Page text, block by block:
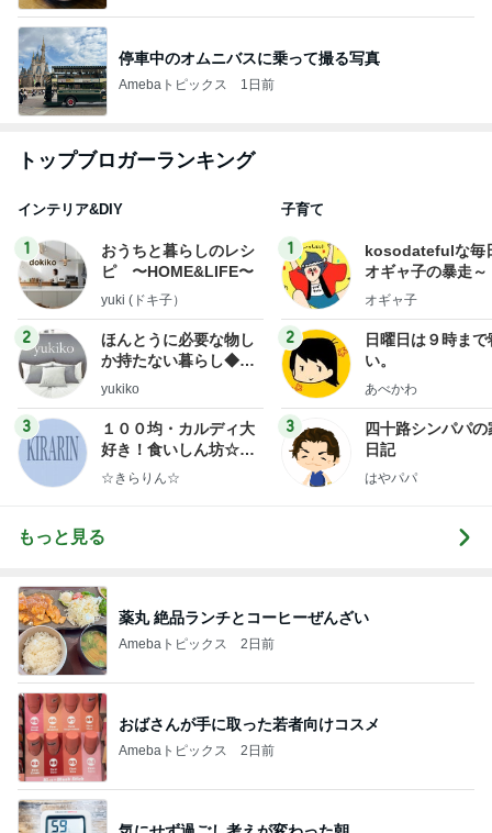
停車中のオムニバスに乗って撮る写真
Amebaトピックス 1日前
トップブロガーランキング
インテリア&DIY
1
おうちと暮らしのレシ
ピ 〜HOME&LIFE〜
yuki (ドキ子）
2
ほんとうに必要な物し
か持たない暮らし◆Ke
ep Life Simple◆〜イ
yukiko
3
１００均・カルディ大
好き！食いしん坊☆き
らりん☆のブログ
☆きらりん☆
子育て
1
kosodatefulな毎
オギャ子の暴走～
オギャ子
2
日曜日は９時まで
い。
あべかわ
3
四十路シンパパの
日記
はやパパ
もっと見る
薬丸 絶品ランチとコーヒーぜんざい
Amebaトピックス 2日前
おばさんが手に取った若者向けコスメ
Amebaトピックス 2日前